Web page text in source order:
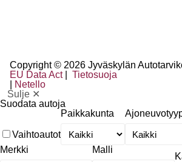
Copyright © 2026 Jyväskylän
EU Data Act|
Tietosuoja
Netello
Sulje ✕
Suodata autoja
Vaihtoautot
Paikkakunta
Merkki Malli